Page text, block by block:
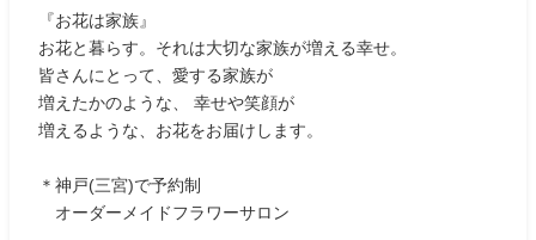
『お花は家族』
お花と暮らす。それは大切な家族が増える幸せ。
皆さんにとって、愛する家族が
増えたかのような、 幸せや笑顔が
増えるような、お花をお届けします。
＊神戸(三宮)で予約制
オーダーメイドフラワーサロン